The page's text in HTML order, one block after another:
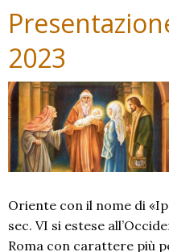
2023
Oriente con il nome di
sec. VI si estese
Roma con carattere più